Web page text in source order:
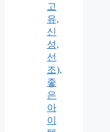
고
유,
신
성,
선
조),
좋
은
아
이